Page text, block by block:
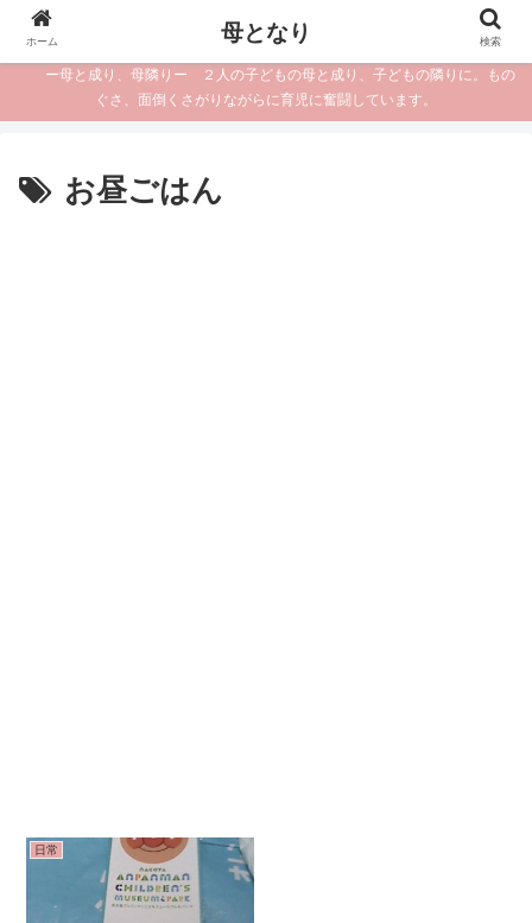
ー母と成り、母隣りー ２人の子どもの母と成り、子どもの隣りに。もの
ぐさ、面倒くさがりながらに育児に奮闘しています。
お昼ごはん
日常
ホーム 母となり 検索